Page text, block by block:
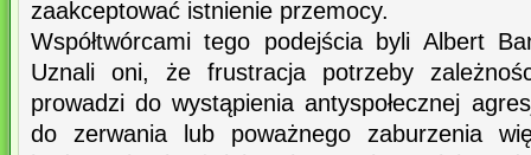
zaakceptować istnienie przemocy.
Współtwórcami tego podejścia byli Albert
Uznali oni, że frustracja potrzeby
prowadzi do wystąpienia antyspołecznej
do zerwania lub poważnego zaburzenia